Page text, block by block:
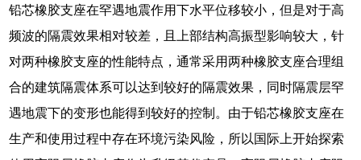
铅芯橡胶支座在罕遇地震作用下水平位移较小，但是对于高
频波的隔震效果相对较差，且上部结构高振型影响较大，针
对两种橡胶支座的性能特点，通常采用两种橡胶支座合理组
合的建筑隔震体系可以达到较好的隔震效果，同时隔震层罕
遇地震下的变形也能得到较好的控制。由于铅芯橡胶支座在
生产和使用过程中存在环境污染风险，所以国际上开始探索